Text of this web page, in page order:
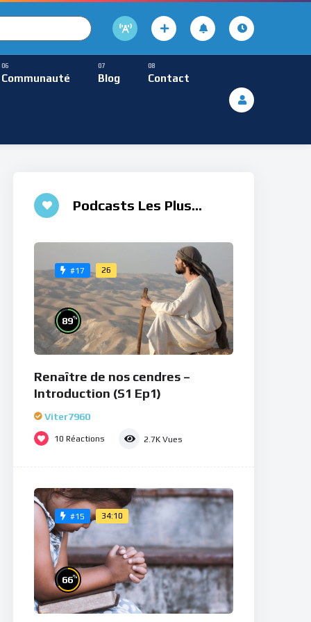
Communauté Blog Contact
Méditative
Podcasts Les Plus
#17 26
89%
Renaître de nos cendres –
Introduction (S1 Ep1)
Viter7960
10 Réactions 2.7K Vues
#15 34:10
66%